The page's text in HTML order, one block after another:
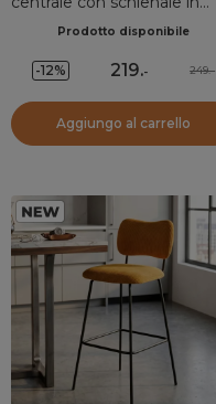
67cm) Juno Marrone
Prodotto disponibile
-12% 219.- 249.-
Aggiungo al carrello